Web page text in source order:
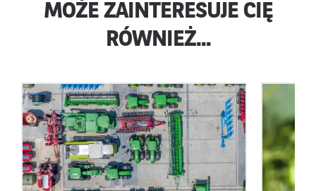
MOŻE ZAINTERESUJE CIĘ
RÓWNIEŻ...